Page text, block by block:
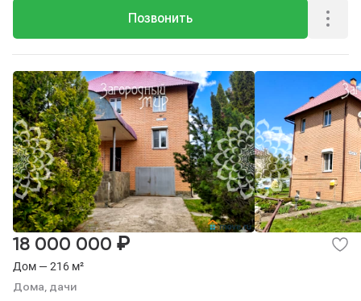
Позвонить
Дом — 216 м²
Дома, дачи
18 000 000 ₽